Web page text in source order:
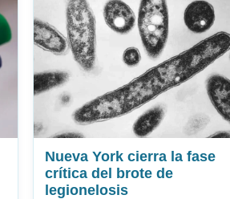
Nueva York cierra la fase
crítica del brote de
legionelosis